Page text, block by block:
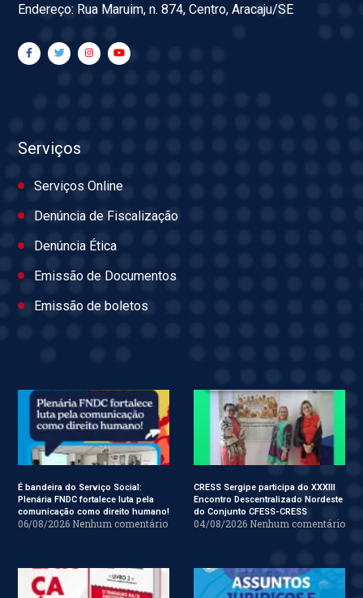
Endereço: Rua Maruim, n. 874, Centro, Aracaju/SE
Serviços
Serviços Online
Denúncia de Fiscalização
Denúncia Ética
Emissão de Documentos
Emissão de boletos
É bandeira do Serviço Social:
Plenária FNDC fortalece luta pela
comunicação como direito humano!
06/08/2026 Nenhum comentário
CRESS Sergipe participa do XXXIII
Encontro Descentralizado Nordeste
do Conjunto CFESS-CRESS
04/08/2026 Nenhum comentário